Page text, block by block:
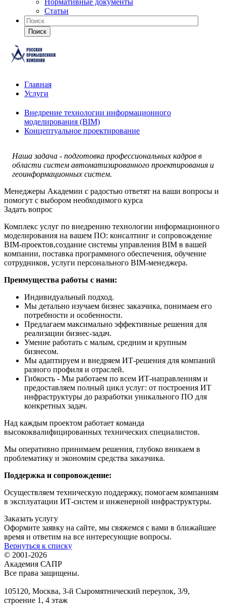
Нормативные документы
Статьи
Поиск
Главная
Услуги
Внедрение технологии информационного
моделирования (BIM)
Концептуальное проектирование
Наша задача - подготовка профессиональных кадров в
области систем автоматизированного проектирования и
геоинформационных систем.
Менеджеры Академии с радостью ответят на ваши вопросы и
помогут с выбором необходимого курса
Задать вопрос
Комплекс услуг по внедрению технологии информационного
моделирования на вашем ПО: консалтинг и сопровождение
BIM-проектов,создание системы управления BIM в вашей
компании, поставка программного обеспечения, обучение
сотрудников, услуги персонального BIM-менеджера.
Преимущества работы с нами:
Индивидуальный подход.
Мы детально изучаем бизнес заказчика, понимаем его
потребности и особенности.
Предлагаем максимально эффективные решения для
реализации бизнес-задач.
Умение работать с малым, средним и крупным
бизнесом.
Мы адаптируем и внедряем ИТ-решения для компаний
разного профиля и отраслей.
Гибкость - Мы работаем по всем ИТ-направлениям и
предоставляем полный цикл услуг: от построения ИТ
инфраструктуры до разработки уникального ПО для
конкретных задач.
Над каждым проектом работает команда
высококвалифицированных технических специалистов.
Мы оперативно принимаем решения, глубоко вникаем в
проблематику и экономим средства заказчика.
Поддержка и сопровождение:
Осуществляем техническую поддержку, помогаем компаниям
в эксплуатации ИТ-систем и инженерной инфраструктуры.
Заказать услугу
Оформите заявку на сайте, мы свяжемся с вами в ближайшее
время и ответим на все интересующие вопросы.
Вернуться к списку
© 2001-2026
Академия САПР
Все права защищены.
105120, Москва, 3-й Сыромятнический переулок, 3/9,
строение 1, 4 этаж